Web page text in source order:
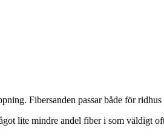
Fibersanden passar både för
lite mindre andel fiber i som väldigt